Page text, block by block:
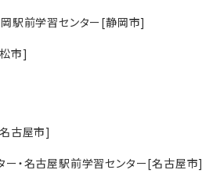
駅前学習センター[静岡市]
市]
古屋市]
ー・名古屋駅前学習センター[名古屋市]